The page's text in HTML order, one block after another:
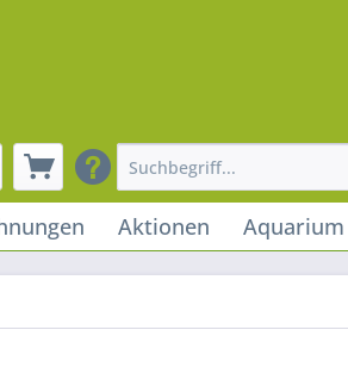
Aktionen Aquarium